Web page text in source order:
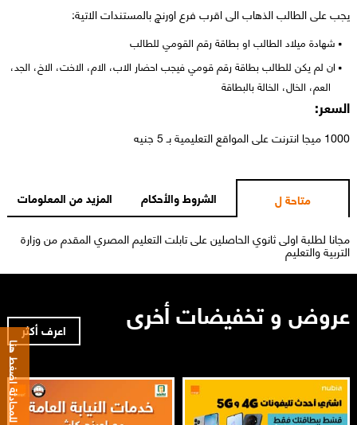
يجب على الطالب الذهاب الى اقرب فرع اورنچ بالمستندات الاتية:
شهادة ميلاد الطالب او بطاقة رقم القومي للطالب
ان لم يكن للطالب بطاقة رقم قومي فيجب احضار الاب، الام، الاخت، الاخ، الجد،
العم، الخال، الخالة بالبطاقة
السعر:
1000 ميجا انترنت على المواقع التعليمية بـ 5 جنيه
متاحة ل الشروط والأحكام
المزيد من المعلومات
مجانا لطلبة اولى ثانوي الحاصلين على تابلت التعليم المصري المقدم من وزارة
التربية والتعليم
عروض و تخفيضات أخرى اعرف أكثر
للمحادثة اضغط هنا